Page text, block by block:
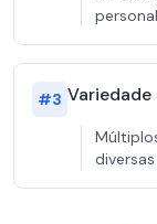
#3 Variedade